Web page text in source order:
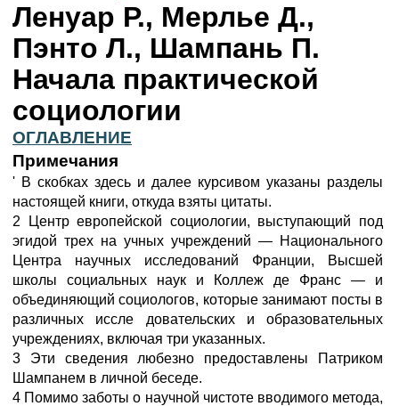
Ленуар Р., Мерлье Д.,
Пэнто Л., Шампань П.
Начала практической
социологии
ОГЛАВЛЕНИЕ
Примечания
' В скобках здесь и далее курсивом указаны разделы
настоящей книги, откуда взяты цитаты.
2 Центр европейской социологии, выступающий под
эгидой трех на учных учреждений — Национального
Центра научных исследований Франции, Высшей
школы социальных наук и Коллеж де Франс — и
объединяющий социологов, которые занимают посты в
различных иссле довательских и образовательных
учреждениях, включая три указанных.
3 Эти сведения любезно предоставлены Патриком
Шампанем в личной беседе.
4 Помимо заботы о научной чистоте вводимого метода,